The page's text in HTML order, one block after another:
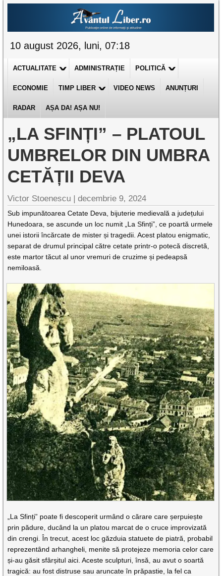
10 august 2026, luni, 07:18
ACTUALITATE ADMINISTRAȚIE POLITICĂ
ECONOMIE TIMP LIBER VIDEO NEWS ANUNȚURI
RADAR AȘA DA! AȘA NU!
„LA SFINȚI” – PLATOUL
UMBRELOR DIN UMBRA
CETĂȚII DEVA
Victor Stoenescu |decembrie 9, 2024
Sub impunătoarea Cetate Deva, bijuterie medievală a județului
Hunedoara, se ascunde un loc numit „La Sfinți”, ce poartă urmele
unei istorii încărcate de mister și tragedii. Acest platou enigmatic,
separat de drumul principal către cetate printr-o potecă discretă,
este martor tăcut al unor vremuri de cruzime și pedeapsă
nemiloasă.
„La Sfinți” poate fi descoperit urmând o cărare care șerpuiește
prin pădure, ducând la un platou marcat de o cruce improvizată
din crengi. În trecut, acest loc găzduia statuete de piatră, probabil
reprezentând arhangheli, menite să protejeze memoria celor care
și-au găsit sfârșitul aici. Aceste sculpturi, însă, au avut o soartă
tragică: au fost distruse sau aruncate în prăpastie, la fel ca